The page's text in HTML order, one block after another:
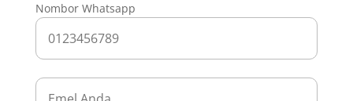
Nombor Whatsapp